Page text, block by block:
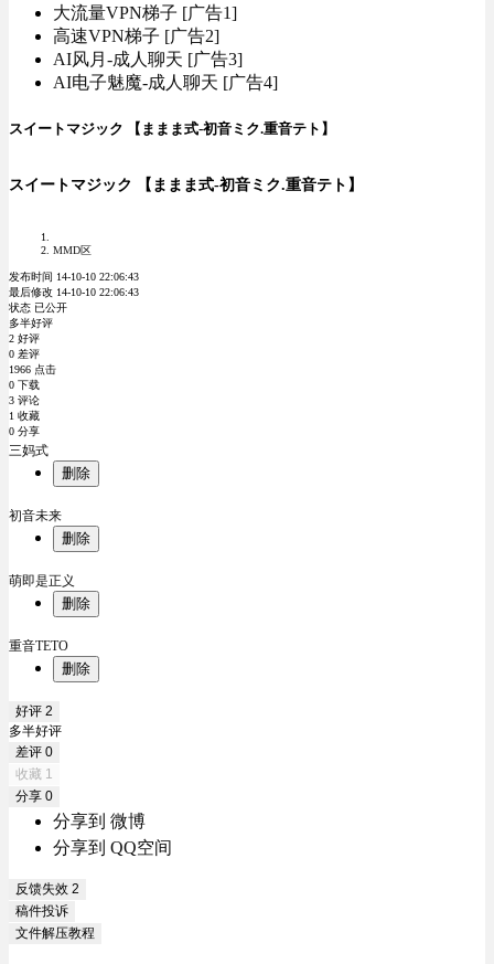
大流量VPN梯子 [广告1]
高速VPN梯子 [广告2]
AI风月-成人聊天 [广告3]
AI电子魅魔-成人聊天 [广告4]
スイートマジック 【ままま式-初音ミク.重音テト】
スイートマジック 【ままま式-初音ミク.重音テト】
MMD区
发布时间 14-10-10 22:06:43
最后修改 14-10-10 22:06:43
状态 已公开
多半好评
2 好评
0 差评
1966 点击
0 下载
3 评论
1 收藏
0 分享
三妈式
删除
初音未来
删除
萌即是正义
删除
重音TETO
删除
好评 2
多半好评
差评 0
收藏 1
分享 0
分享到 微博
分享到 QQ空间
反馈失效 2
稿件投诉
文件解压教程